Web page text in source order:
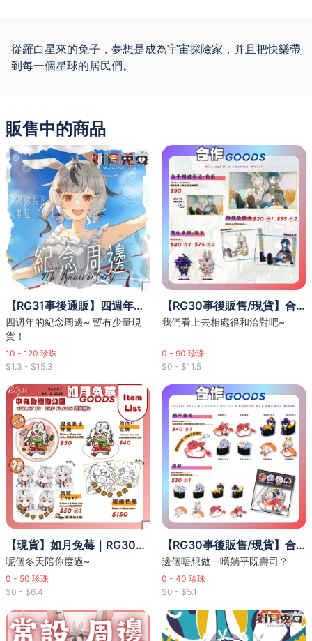
從羅白星來的兔子，夢想是成為宇宙探險家，并且把快樂帶
到每一個星球的居民們。
販售中的商品
【RG31事後通販】四週年紀念周邊｜與你共度夏日【如月兔莓】
四週年的紀念周邊~ 暫有少量現
貨！
10 - 120 珍珠
$1.3 - $15.3
【RG30事後販售/現貨】合作兔仔咖啡廳商品【如月兔莓/雨宮みずき】
我們看上去相處很和洽對吧~
0 - 90 珍珠
$0 - $11.5
【現貨】如月兔莓｜RG30事後販售 杯墊 及 厚立牌
呢個冬天陪你度過~
0 - 50 珍珠
$0 - $6.4
【RG30事後販售/現貨】合作壽司商品【如月兔莓/赤津明里/雨宮みずき/天宮むすび】
邊個唔想做一嚿躺平既壽司？
0 - 40 珍珠
$0 - $5.1